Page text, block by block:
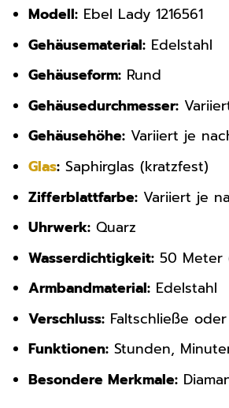
Modell: Ebel Lady 1216561
Gehäusematerial: Edelstahl
Gehäuseform: Rund
Gehäusedurchmesser:
Gehäusehöhe: Variiert je
Glas: Saphirglas (kratzfest)
Zifferblattfarbe: Variiert je
Uhrwerk: Quarz
Wasserdichtigkeit: 50 Meter
Armbandmaterial: Edelstahl
Verschluss: Faltschließe
Funktionen: Stunden,
Besondere Merkmale: